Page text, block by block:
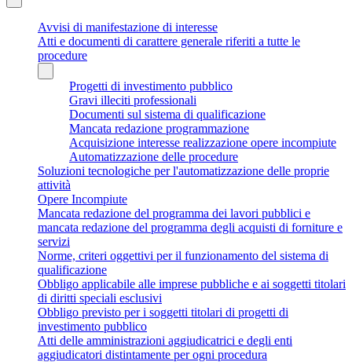
Avvisi di manifestazione di interesse
Atti e documenti di carattere generale riferiti a tutte le
procedure
Progetti di investimento pubblico
Gravi illeciti professionali
Documenti sul sistema di qualificazione
Mancata redazione programmazione
Acquisizione interesse realizzazione opere incompiute
Automatizzazione delle procedure
Soluzioni tecnologiche per l'automatizzazione delle proprie
attività
Opere Incompiute
Mancata redazione del programma dei lavori pubblici e
mancata redazione del programma degli acquisti di forniture e
servizi
Norme, criteri oggettivi per il funzionamento del sistema di
qualificazione
Obbligo applicabile alle imprese pubbliche e ai soggetti titolari
di diritti speciali esclusivi
Obbligo previsto per i soggetti titolari di progetti di
investimento pubblico
Atti delle amministrazioni aggiudicatrici e degli enti
aggiudicatori distintamente per ogni procedura